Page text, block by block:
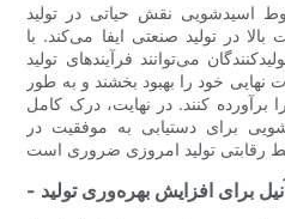
اسیدشویی نقش حیاتی در تولید
در تولید صنعتی ایفا می‌کند. با
می‌توانند فرآیندهای تولید
نهایی خود را بهبود بخشند و به طور
برآورده کنند. در نهایت، درک کامل
برای دستیابی به موفقیت در
برای افزایش بهره‌وری تولید